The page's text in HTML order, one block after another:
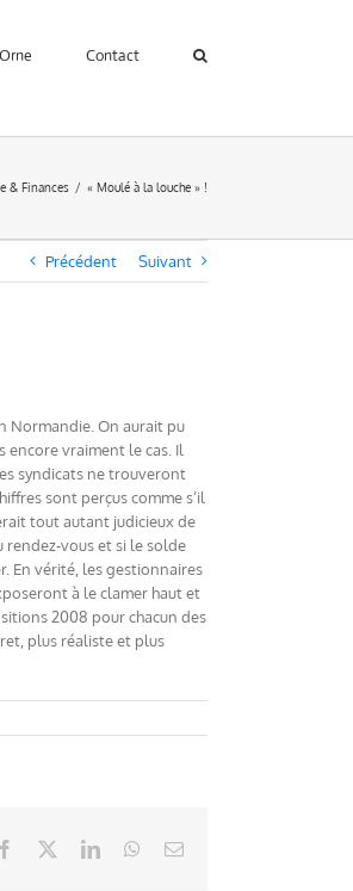
Orne Contact
& Finances « Moulé à la louche » !
Précédent Suivant
Normandie. On aurait pu
encore vraiment le cas. Il
syndicats ne trouveront
sont perçus comme s’il
tout autant judicieux de
rendez-vous et si le solde
En vérité, les gestionnaires
à le clamer haut et
2008 pour chacun des
plus réaliste et plus
Facebook LinkedInWhatsApp
Email